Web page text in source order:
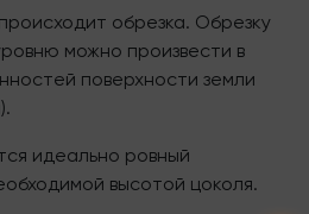
обрезка. Обрезку
можно произвести в
поверхности земли
идеально ровный
высотой цоколя.